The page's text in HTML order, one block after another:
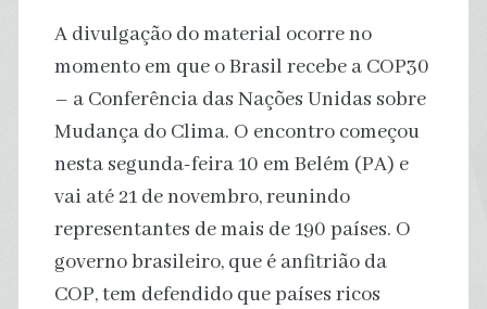
A divulgação do material ocorre no
momento em que o Brasil recebe a COP30
– a Conferência das Nações Unidas sobre
Mudança do Clima. O encontro começou
nesta segunda-feira 10 em Belém (PA) e
vai até 21 de novembro, reunindo
representantes de mais de 190 países. O
governo brasileiro, que é anfitrião da
COP, tem defendido que países ricos